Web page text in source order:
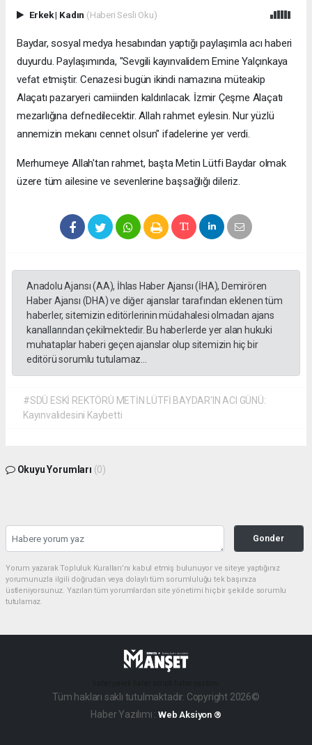
Erkek| Kadın (Haberi Sesli Oku)
Baydar, sosyal medya hesabından yaptığı paylaşımla acı haberi
duyurdu. Paylaşımında, "Sevgili kayınvalidem Emine Yalçınkaya
vefat etmiştir. Cenazesi bugün ikindi namazına müteakip
Alaçatı pazaryeri camiinden kaldırılacak. İzmir Çeşme Alaçatı
mezarlığına defnedilecektir. Allah rahmet eylesin. Nur yüzlü
annemizin mekanı cennet olsun" ifadelerine yer verdi.
Merhumeye Allah'tan rahmet, başta Metin Lütfi Baydar olmak
üzere tüm ailesine ve sevenlerine başsağlığı dileriz.
Anadolu Ajansı (AA), İhlas Haber Ajansı (İHA), Demirören
Haber Ajansı (DHA) ve diğer ajanslar tarafından eklenen tüm
haberler, sitemizin editörlerinin müdahalesi olmadan ajans
kanallarından çekilmektedir. Bu haberlerde yer alan hukuki
muhataplar haberi geçen ajanslar olup sitemizin hiç bir
editörü sorumlu tutulamaz...
#SDÜ ESKİ REKTÖRÜ METİN LÜTFİ BAYDAR'IN ACI GÜNÜ:
Kayınvalidesini Kaybetti
Okuyu Yorumları (0)
Gonder
Yorum yazarak Topluluk Kuralları’nı kabul etmiş bulunuyor ve siteye yaptığınız
yorumunuzla ilgili doğrudan veya dolaylı tüm sorumluluğu tek başınıza
üstleniyorsunuz. Yazılan tüm yorumlardan site yönetimi hiçbir şekilde sorumlu
tutulamaz.
Tüm hakları saklı tutulmaktadır. Copyright 2026©
Haber Yazılımı :Web Aksiyon ®